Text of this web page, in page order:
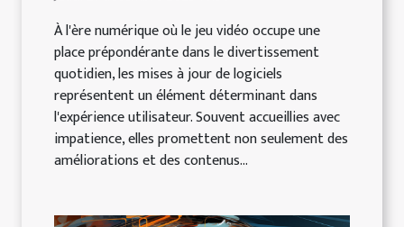
À l'ère numérique où le jeu vidéo occupe une
place prépondérante dans le divertissement
quotidien, les mises à jour de logiciels
représentent un élément déterminant dans
l'expérience utilisateur. Souvent accueillies avec
impatience, elles promettent non seulement des
améliorations et des contenus...